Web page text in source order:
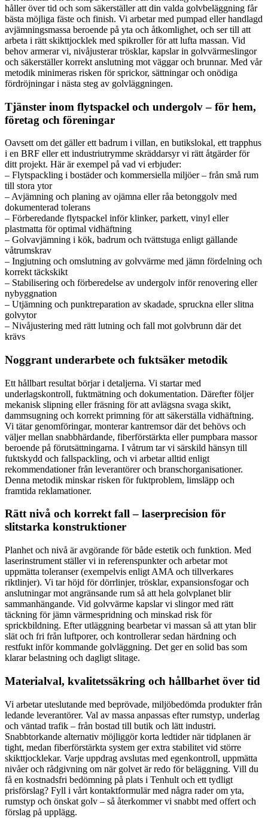
håller över tid och som säkerställer att din valda golvbeläggning får
bästa möjliga fäste och finish. Vi arbetar med pumpad eller handlagd
avjämningsmassa beroende på yta och åtkomlighet, och ser till att
arbeta i rätt skikttjocklek med spikroller för att lufta massan. Vid
behov armerar vi, nivåjusterar trösklar, kapslar in golvvärmeslingor
och säkerställer korrekt anslutning mot väggar och brunnar. Med vår
metodik minimeras risken för sprickor, sättningar och onödiga
fördröjningar i nästa steg av golvläggningen.
Tjänster inom flytspackel och undergolv – för hem,
företag och föreningar
Oavsett om det gäller ett badrum i villan, en butikslokal, ett trapphus
i en BRF eller ett industriutrymme skräddarsyr vi rätt åtgärder för
ditt projekt. Här är exempel på vad vi erbjuder:
– Flytspackling i bostäder och kommersiella miljöer – från små rum
till stora ytor
– Avjämning och planing av ojämna eller råa betonggolv med
dokumenterad tolerans
– Förberedande flytspackel inför klinker, parkett, vinyl eller
plastmatta för optimal vidhäftning
– Golvavjämning i kök, badrum och tvättstuga enligt gällande
våtrumskrav
– Ingjutning och omslutning av golvvärme med jämn fördelning och
korrekt täckskikt
– Stabilisering och förberedelse av undergolv inför renovering eller
nybyggnation
– Utjämning och punktreparation av skadade, spruckna eller slitna
golvytor
– Nivåjustering med rätt lutning och fall mot golvbrunn där det
krävs
Noggrant underarbete och fuktsäker metodik
Ett hållbart resultat börjar i detaljerna. Vi startar med
underlagskontroll, fuktmätning och dokumentation. Därefter följer
mekanisk slipning eller fräsning för att avlägsna svaga skikt,
dammsugning och korrekt primning för att säkerställa vidhäftning.
Vi tätar genomföringar, monterar kantremsor där det behövs och
väljer mellan snabbhärdande, fiberförstärkta eller pumpbara massor
beroende på förutsättningarna. I våtrum tar vi särskild hänsyn till
fuktskydd och fallspackling, och vi arbetar alltid enligt
rekommendationer från leverantörer och branschorganisationer.
Denna metodik minskar risken för fuktproblem, limsläpp och
framtida reklamationer.
Rätt nivå och korrekt fall – laserprecision för
slitstarka konstruktioner
Planhet och nivå är avgörande för både estetik och funktion. Med
laserinstrument ställer vi in referenspunkter och arbetar mot
uppmätta toleranser (exempelvis enligt AMA och tillverkares
riktlinjer). Vi tar höjd för dörrlinjer, trösklar, expansionsfogar och
anslutningar mot angränsande rum så att hela golvplanet blir
sammanhängande. Vid golvvärme kapslar vi slingor med rätt
täckning för jämn värmespridning och minskad risk för
sprickbildning. Efter utläggning bearbetar vi massan så att ytan blir
slät och fri från luftporer, och kontrollerar sedan härdning och
restfukt inför kommande golvläggning. Det ger en solid bas som
klarar belastning och dagligt slitage.
Materialval, kvalitetssäkring och hållbarhet över tid
Vi arbetar uteslutande med beprövade, miljöbedömda produkter från
ledande leverantörer. Val av massa anpassas efter rumstyp, underlag
och väntad trafik – från bostad till butik och lätt industri.
Snabbtorkande alternativ möjliggör korta ledtider när tidplanen är
tight, medan fiberförstärkta system ger extra stabilitet vid större
skikttjocklekar. Varje uppdrag avslutas med egenkontroll, uppmätta
nivåer och rådgivning om när golvet är redo för beläggning. Vill du
få en kostnadsfri bedömning på plats i Tenhult och ett tydligt
prisförslag? Fyll i vårt kontaktformulär med några rader om yta,
rumstyp och önskat golv – så återkommer vi snabbt med offert och
förslag på upplägg.